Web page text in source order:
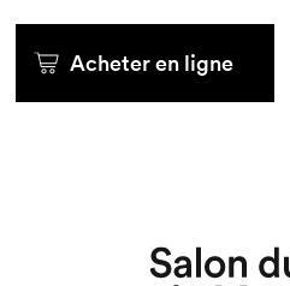
Acheter en ligne